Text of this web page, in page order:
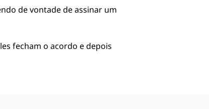
de vontade de assinar um
fecham o acordo e depois